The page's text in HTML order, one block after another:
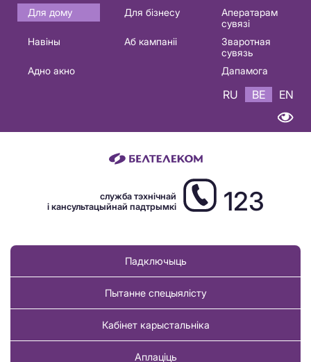
Основная
навигация
Для дому Для бізнесу
Аператарам
сувязі
Навіны
Аб кампаніі
Зваротная
сувязь
Адно акно
Дапамога
RU BE EN
служба тэхнічнай
і кансультацыйнай падтрымкі
123
Падключыць
Пытанне спецыялісту
Кабінет карыстальніка
Аплаціць